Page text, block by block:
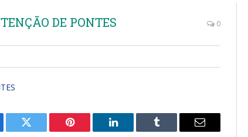
DE PONTES 0
Twitter Pinterest LinkedIn Tumblr
E-